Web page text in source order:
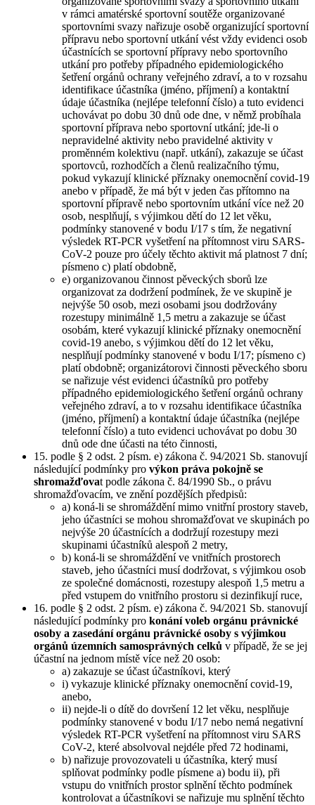
v rámci amatérské sportovní soutěže organizované
sportovními svazy nařizuje osobě organizující sportovní
přípravu nebo sportovní utkání vést vždy evidenci osob
účastnících se sportovní přípravy nebo sportovního
utkání pro potřeby případného epidemiologického
šetření orgánů ochrany veřejného zdraví, a to v rozsahu
identifikace účastníka (jméno, příjmení) a kontaktní
údaje účastníka (nejlépe telefonní číslo) a tuto evidenci
uchovávat po dobu 30 dnů ode dne, v němž probíhala
sportovní příprava nebo sportovní utkání; jde-li o
nepravidelné aktivity nebo pravidelné aktivity v
proměnném kolektivu (např. utkání), zakazuje se účast
sportovců, rozhodčích a členů realizačního týmu,
pokud vykazují klinické příznaky onemocnění covid-19
anebo v případě, že má být v jeden čas přítomno na
sportovní přípravě nebo sportovním utkání více než 20
osob, nesplňují, s výjimkou dětí do 12 let věku,
podmínky stanovené v bodu I/17 s tím, že negativní
výsledek RT-PCR vyšetření na přítomnost viru SARS-
CoV-2 pouze pro účely těchto aktivit má platnost 7 dní;
písmeno c) platí obdobně,
e) organizovanou činnost pěveckých sborů lze
organizovat za dodržení podmínek, že ve skupině je
nejvýše 50 osob, mezi osobami jsou dodržovány
rozestupy minimálně 1,5 metru a zakazuje se účast
osobám, které vykazují klinické příznaky onemocnění
covid-19 anebo, s výjimkou dětí do 12 let věku,
nesplňují podmínky stanovené v bodu I/17; písmeno c)
platí obdobně; organizátorovi činnosti pěveckého sboru
se nařizuje vést evidenci účastníků pro potřeby
případného epidemiologického šetření orgánů ochrany
veřejného zdraví, a to v rozsahu identifikace účastníka
(jméno, příjmení) a kontaktní údaje účastníka (nejlépe
telefonní číslo) a tuto evidenci uchovávat po dobu 30
dnů ode dne účasti na této činnosti,
15. podle § 2 odst. 2 písm. e) zákona č. 94/2021 Sb. stanovují
následující podmínky pro výkon práva pokojně se
shromažďovat podle zákona č. 84/1990 Sb., o právu
shromažďovacím, ve znění pozdějších předpisů:
a) koná-li se shromáždění mimo vnitřní prostory staveb,
jeho účastníci se mohou shromažďovat ve skupinách po
nejvýše 20 účastnících a dodržují rozestupy mezi
skupinami účastníků alespoň 2 metry,
b) koná-li se shromáždění ve vnitřních prostorech
staveb, jeho účastníci musí dodržovat, s výjimkou osob
ze společné domácnosti, rozestupy alespoň 1,5 metru a
před vstupem do vnitřního prostoru si dezinfikují ruce,
16. podle § 2 odst. 2 písm. e) zákona č. 94/2021 Sb. stanovují
následující podmínky pro konání voleb orgánu právnické
osoby a zasedání orgánu právnické osoby s výjimkou
orgánů územních samosprávných celků v případě, že se jej
účastní na jednom místě více než 20 osob:
a) zakazuje se účast účastníkovi, který
i) vykazuje klinické příznaky onemocnění covid-19,
anebo,
ii) nejde-li o dítě do dovršení 12 let věku, nesplňuje
podmínky stanovené v bodu I/17 nebo nemá negativní
výsledek RT-PCR vyšetření na přítomnost viru SARS
CoV-2, které absolvoval nejdéle před 72 hodinami,
b) nařizuje provozovateli u účastníka, který musí
splňovat podmínky podle písmene a) bodu ii), při
vstupu do vnitřních prostor splnění těchto podmínek
kontrolovat a účastníkovi se nařizuje mu splnění těchto